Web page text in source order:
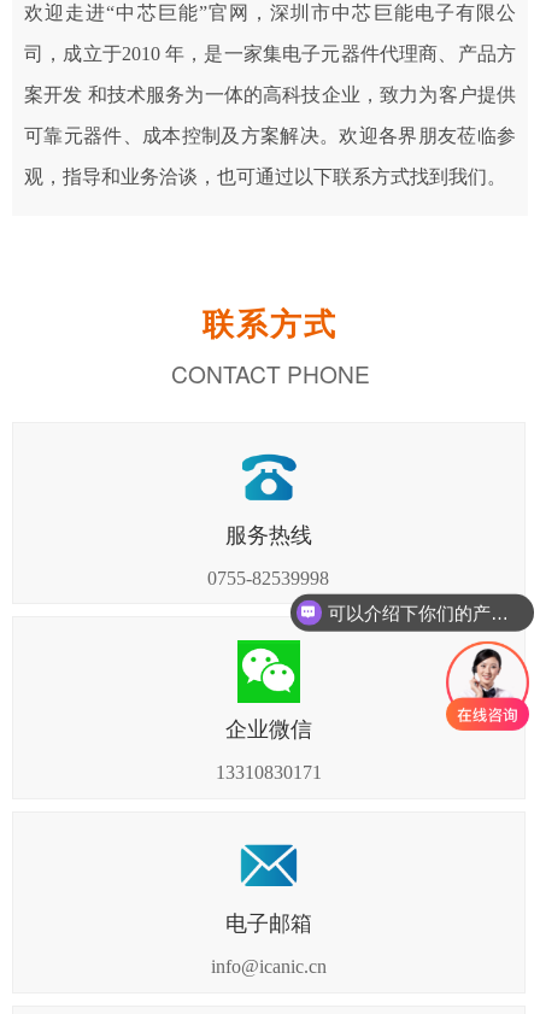
欢迎走进“中芯巨能”官网，深圳市中芯巨能电子有限公
司，成立于2010 年，是一家集电子元器件代理商、产品方
案开发 和技术服务为一体的高科技企业，致力为客户提供
可靠元器件、成本控制及方案解决。欢迎各界朋友莅临参
观，指导和业务洽谈，也可通过以下联系方式找到我们。
联系方式
CONTACT PHONE
服务热线
0755-82539998
企业微信
13310830171
电子邮箱
info@icanic.cn
可以介绍下你们的产品么